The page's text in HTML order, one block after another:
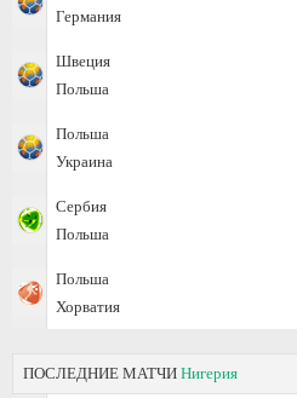
Германия
Швеция
Польша
Польша
Украина
Сербия
Польша
Польша
Хорватия
ПОСЛЕДНИЕ МАТЧИ Нигерия